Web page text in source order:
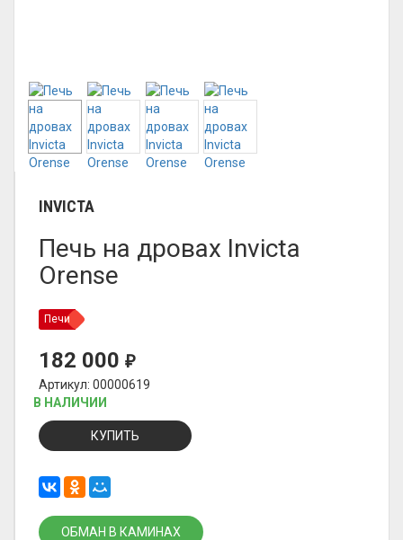
INVICTA
Печь на дровах Invicta
Orense
Печи
182 000 ₽
Артикул: 00000619
В НАЛИЧИИ
КУПИТЬ
ОБМАН В КАМИНАХ